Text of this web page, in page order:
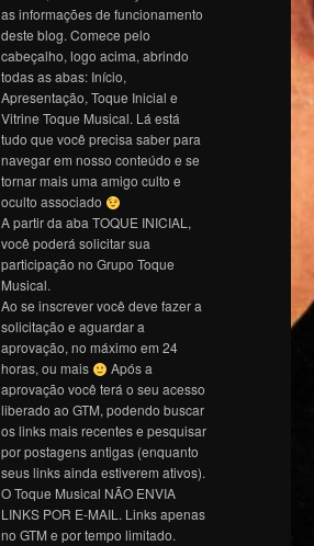
as informações de funcionamento
deste blog. Comece pelo
cabeçalho, logo acima, abrindo
todas as abas: Início,
Apresentação, Toque Inicial e
Vitrine Toque Musical. Lá está
tudo que você precisa saber para
navegar em nosso conteúdo e se
tornar mais uma amigo culto e
oculto associado
A partir da aba TOQUE INICIAL,
você poderá solicitar sua
participação no Grupo Toque
Musical.
Ao se inscrever você deve fazer a
solicitação e aguardar a
aprovação, no máximo em 24
horas, ou mais
Após a
aprovação você terá o seu acesso
liberado ao GTM, podendo buscar
os links mais recentes e pesquisar
por postagens antigas (enquanto
seus links ainda estiverem ativos).
O Toque Musical NÃO ENVIA
LINKS POR E-MAIL. Links apenas
no GTM e por tempo limitado.